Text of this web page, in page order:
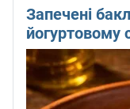
Запечені
йогуртовому